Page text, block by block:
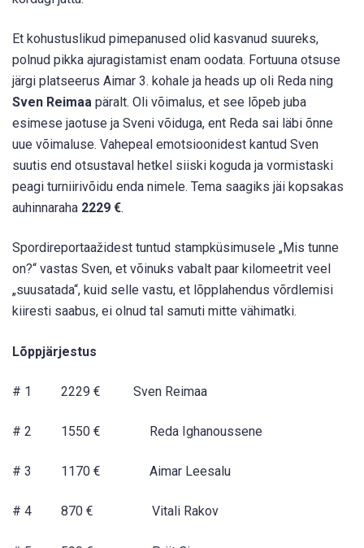
Et kohustuslikud pimepanused olid kasvanud suureks,
polnud pikka ajuragistamist enam oodata. Fortuuna otsuse
järgi platseerus Aimar 3. kohale ja heads up oli Reda ning
Sven Reimaa päralt. Oli võimalus, et see lõpeb juba
esimese jaotuse ja Sveni võiduga, ent Reda sai läbi õnne
uue võimaluse. Vahepeal emotsioonidest kantud Sven
suutis end otsustaval hetkel siiski koguda ja vormistaski
peagi turniirivõidu enda nimele. Tema saagiks jäi kopsakas
auhinnaraha 2229 €.
Spordireportaažidest tuntud stampküsimusele „Mis tunne
on?“ vastas Sven, et võinuks vabalt paar kilomeetrit veel
„suusatada“, kuid selle vastu, et lõpplahendus võrdlemisi
kiiresti saabus, ei olnud tal samuti mitte vähimatki.
Lõppjärjestus
# 1 2229 € Sven Reimaa
# 2 1550 € Reda Ighanoussene
# 3 1170 € Aimar Leesalu
# 4 870 € Vitali Rakov